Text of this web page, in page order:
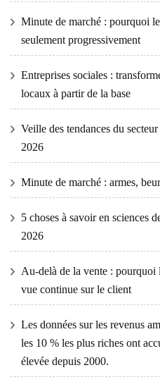
Minute de marché : pourquoi
seulement progressivement
Entreprises sociales :
locaux à partir de la base
Veille des tendances du
2026
Minute de marché : armes,
5 choses à savoir en sciences
2026
Au-delà de la vente : pourquoi
vue continue sur le client
Les données sur les revenus
les 10 % les plus riches ont
élevée depuis 2000.